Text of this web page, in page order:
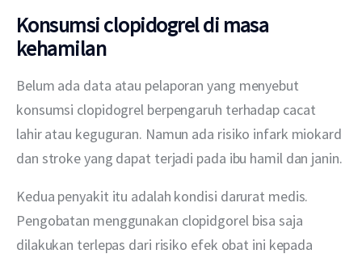
Konsumsi clopidogrel di masa
kehamilan
Belum ada data atau pelaporan yang menyebut
konsumsi clopidogrel berpengaruh terhadap cacat
lahir atau keguguran. Namun ada risiko infark miokard
dan stroke yang dapat terjadi pada ibu hamil dan janin.
Kedua penyakit itu adalah kondisi darurat medis.
Pengobatan menggunakan clopidgorel bisa saja
dilakukan terlepas dari risiko efek obat ini kepada